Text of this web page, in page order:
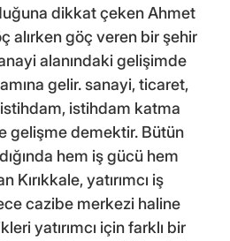
dikkat çeken Ahmet
alırken göç veren bir şehir
alanındaki gelişimde
gelir. sanayi, ticaret,
istihdam katma
gelişme demektir. Bütün
hem iş gücü hem
Kırıkkale, yatırımcı iş
cazibe merkezi haline
yatırımcı için farklı bir